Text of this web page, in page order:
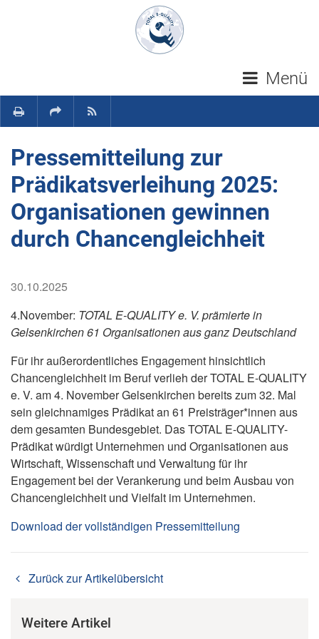
Navigation überspringen
Menü
Pressemitteilung zur
Prädikatsverleihung 2025:
Organisationen gewinnen
durch Chancengleichheit
30.10.2025
4.November: TOTAL E-QUALITY e. V. prämierte in
Gelsenkirchen 61 Organisationen aus ganz Deutschland
Für ihr außerordentliches Engagement hinsichtlich
Chancengleichheit im Beruf verlieh der TOTAL E-QUALITY
e. V. am 4. November Gelsenkirchen bereits zum 32. Mal
sein gleichnamiges Prädikat an 61 Preisträger*innen aus
dem gesamten Bundesgebiet. Das TOTAL E-QUALITY-
Prädikat würdigt Unternehmen und Organisationen aus
Wirtschaft, Wissenschaft und Verwaltung für ihr
Engagement bei der Verankerung und beim Ausbau von
Chancengleichheit und Vielfalt im Unternehmen.
Download der vollständigen Pressemitteilung
Zurück zur Artikelübersicht
Weitere Artikel